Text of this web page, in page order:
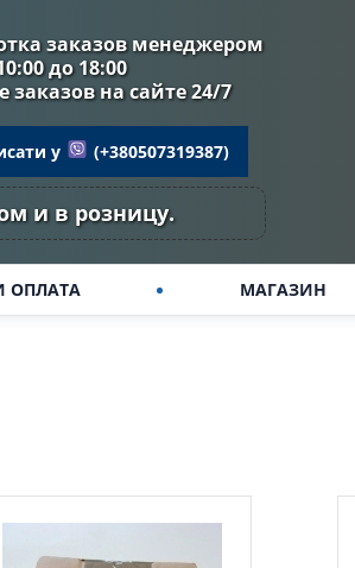
заказов менеджером
до 18:00
на сайте 24/7
у (+380507319387)
и в розницу.
ОПЛАТА МАГАЗИН